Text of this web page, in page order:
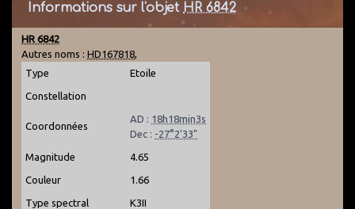
Informations sur l'objet HR 6842
HR 6842
Autres noms : HD167818,
Type
Etoile
Constellation
Coordonnées
AD : 18h18min3s
Dec : -27°2'33"
Magnitude 4.65
Couleur 1.66
Type spectral K3II